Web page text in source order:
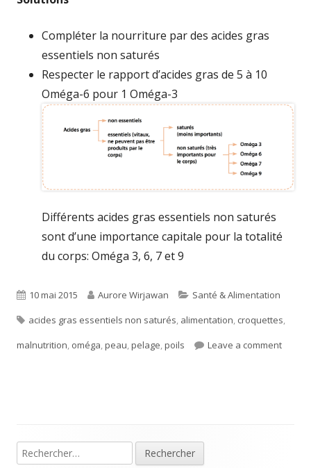
Compléter la nourriture par des acides gras
essentiels non saturés
Respecter le rapport d’acides gras de 5 à 10
Oméga-6 pour 1 Oméga-3
Différents acides gras essentiels non saturés
sont d’une importance capitale pour la totalité
du corps: Oméga 3, 6, 7 et 9
Published
on
10 mai 2015 Author
Aurore Wirjawan Categories
Santé & Alimentation
Tags
acides gras essentiels non saturés, alimentation, croquettes,
malnutrition, oméga,peau,pelage,poils Leave a commenton
Main
Rechercher :